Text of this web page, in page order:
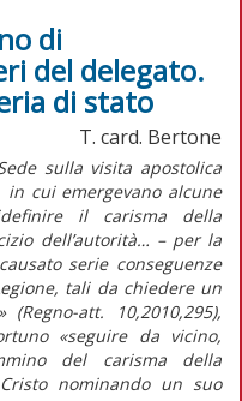
di
del delegato.
di stato
T. card. Bertone
sulla visita apostolica
cui emergevano alcune
il carisma della
dell’autorità… – per la
serie conseguenze
tali da chiedere un
att. 10,2010,295),
«seguire da vicino,
del carisma della
nominando un suo